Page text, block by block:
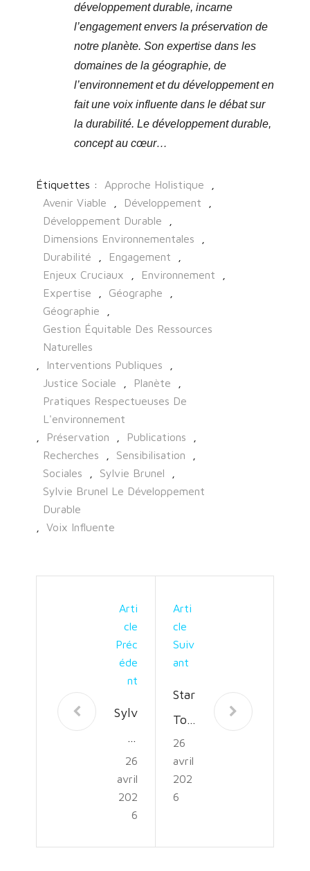
développement durable, incarne
l’engagement envers la préservation de
notre planète. Son expertise dans les
domaines de la géographie, de
l’environnement et du développement en
fait une voix influente dans le débat sur
la durabilité. Le développement durable,
concept au cœur…
Étiquettes : Approche Holistique
Avenir Viable
Développement
Développement Durable
Dimensions Environnementales
Durabilité
Engagement
Enjeux Cruciaux
Environnement
Expertise
Géographe
Géographie
Gestion Équitable Des Ressources
Naturelles
Interventions Publiques
Justice Sociale
Planète
Pratiques Respectueuses De
L'environnement
Préservation Publications
Recherches
Sensibilisation
Sociales
Sylvie Brunel
Sylvie Brunel Le Développement
Durable
Voix Influente
Arti
Cle
Préc
Éde
Nt
Sylv
ie
Bru
nel
:
26
avril
202
6
Arti
Cle
Suiv
Ant
Star
Tou
r:
L’A
ven
Con
26
avril
202
6